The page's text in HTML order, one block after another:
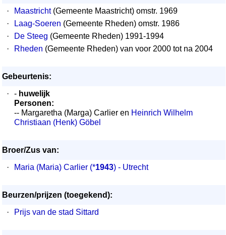
·
Maastricht(Gemeente Maastricht) omstr. 1969
·
Laag-Soeren (Gemeente Rheden) omstr. 1986
·
De Steeg (Gemeente Rheden) 1991-1994
·
Rheden (Gemeente Rheden) van voor 2000 tot na 2004
Gebeurtenis:
·
- huwelijk
Personen:
-- Margaretha (Marga) Carlier en Heinrich Wilhelm
Christiaan (Henk) Göbel
Broer/Zus van:
·
Maria (Maria) Carlier (*1943) - Utrecht
Beurzen/prijzen (toegekend):
·
Prijs van de stad Sittard